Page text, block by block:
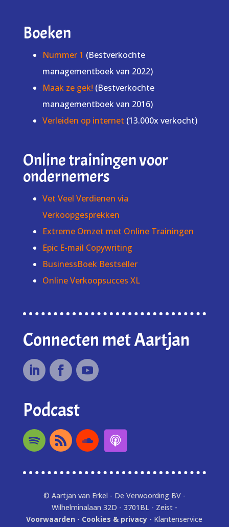
Boeken
Nummer 1 (Bestverkochte
managementboek van 2022)
Maak ze gek! (Bestverkochte
managementboek van 2016)
Verleiden op internet (13.000x verkocht)
Online trainingen voor
ondernemers
Vet Veel Verdienen via
Verkoopgesprekken
Extreme Omzet met Online Trainingen
Epic E-mail Copywriting
BusinessBoek Bestseller
Online Verkoopsucces XL
Connecten met Aartjan
Podcast
© Aartjan van Erkel - De Verwoording BV -
Wilhelminalaan 32D - 3701BL - Zeist -
Voorwaarden - Cookies & privacy - Klantenservice